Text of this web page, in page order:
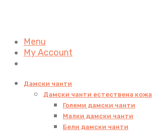
Menu
My Account
Дамски чанти
Дамски чанти естествена кожа
Големи дамски чанти
Малки дамски чанти
Бели дамски чанти